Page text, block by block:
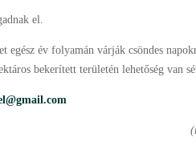
el.
egész év folyamán várják csöndes
bekerített területén lehetőség van